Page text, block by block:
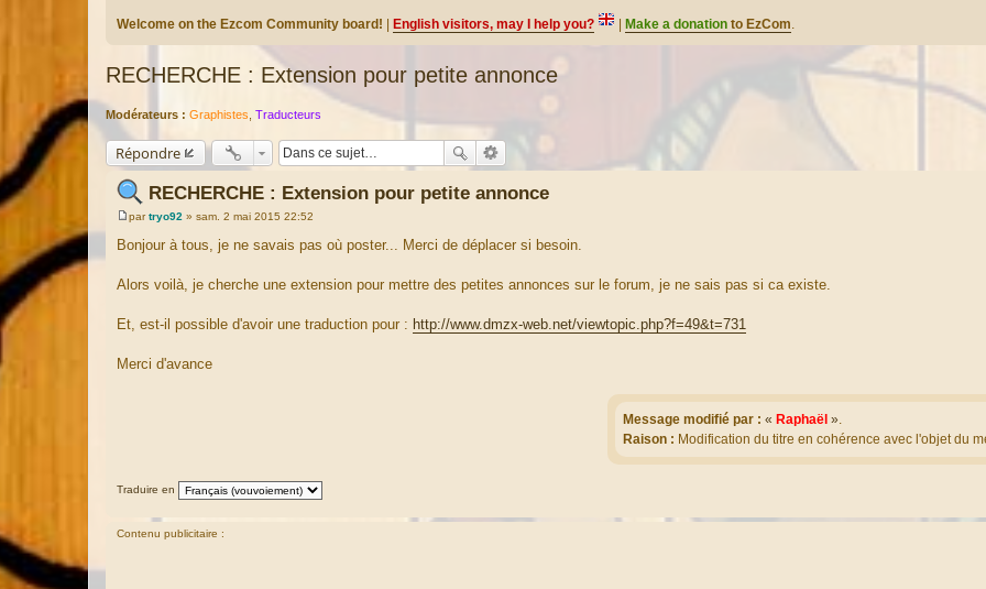
Welcome on the Ezcom Community board! English visitors, may I help you? Make a donation to EzCom.
RECHERCHE : Extension pour petite annonce
Modérateurs : Graphistes Traducteurs
Répondre
RECHERCHE : Extension pour petite annonce
M
s
g
partryo92 » sam. 2 mai 2015 22:52
Bonjour à tous, je ne savais pas où poster... Merci de déplacer si besoin.
Alors voilà, je cherche une extension pour mettre des petites annonces sur le forum, je ne sais pas si ca existe.
Et, est-il possible d'avoir une traduction pour : http://www.dmzx-web.net/viewtopic.php?f=49&t=731
Merci d'avance
Message modifié par :« Raphaël».
Raison : Modification du titre en cohérence avec l'objet du
Traduire en
Contenu publicitaire :